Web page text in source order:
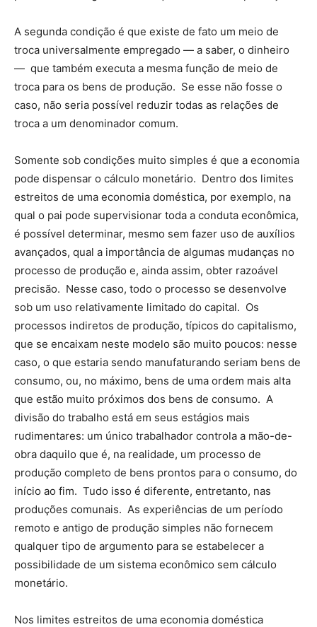
A segunda condição é que existe de fato um meio de
troca universalmente empregado — a saber, o dinheiro
— que também executa a mesma função de meio de
troca para os bens de produção. Se esse não fosse o
caso, não seria possível reduzir todas as relações de
troca a um denominador comum.
Somente sob condições muito simples é que a economia
pode dispensar o cálculo monetário. Dentro dos limites
estreitos de uma economia doméstica, por exemplo, na
qual o pai pode supervisionar toda a conduta econômica,
é possível determinar, mesmo sem fazer uso de auxílios
avançados, qual a importância de algumas mudanças no
processo de produção e, ainda assim, obter razoável
precisão. Nesse caso, todo o processo se desenvolve
sob um uso relativamente limitado do capital. Os
processos indiretos de produção, típicos do capitalismo,
que se encaixam neste modelo são muito poucos: nesse
caso, o que estaria sendo manufaturando seriam bens de
consumo, ou, no máximo, bens de uma ordem mais alta
que estão muito próximos dos bens de consumo. A
divisão do trabalho está em seus estágios mais
rudimentares: um único trabalhador controla a mão-de-
obra daquilo que é, na realidade, um processo de
produção completo de bens prontos para o consumo, do
início ao fim. Tudo isso é diferente, entretanto, nas
produções comunais. As experiências de um período
remoto e antigo de produção simples não fornecem
qualquer tipo de argumento para se estabelecer a
possibilidade de um sistema econômico sem cálculo
monetário.
Nos limites estreitos de uma economia doméstica